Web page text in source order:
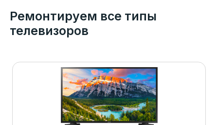
Ремонтируем все типы
телевизоров